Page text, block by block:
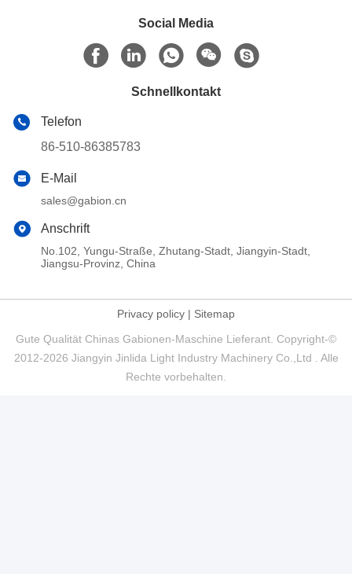
Social Media
Schnellkontakt
Telefon
86-510-86385783
E-Mail
sales@gabion.cn
Anschrift
No.102, Yungu-Straße, Zhutang-Stadt, Jiangyin-Stadt,
Jiangsu-Provinz, China
Privacy policy | Sitemap
Gute Qualität Chinas Gabionen-Maschine Lieferant. Copyright-©
2012-2026 Jiangyin Jinlida Light Industry Machinery Co.,Ltd . Alle
Rechte vorbehalten.